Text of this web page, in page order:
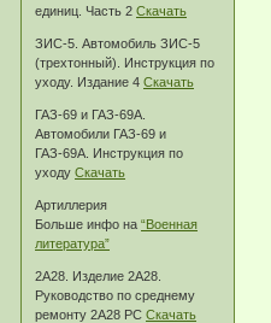
единиц. Часть 2Скачать
ЗИС-5. Автомобиль ЗИС-5
(трехтонный). Инструкция по
уходу. Издание 4Скачать
ГАЗ-69 и ГАЗ-69А.
Автомобили ГАЗ-69 и
ГАЗ-69А. Инструкция по
уходуСкачать
Артиллерия
Больше инфо на“Военная
литература”
2А28. Изделие 2А28.
Руководство по среднему
ремонту 2А28 РССкачать